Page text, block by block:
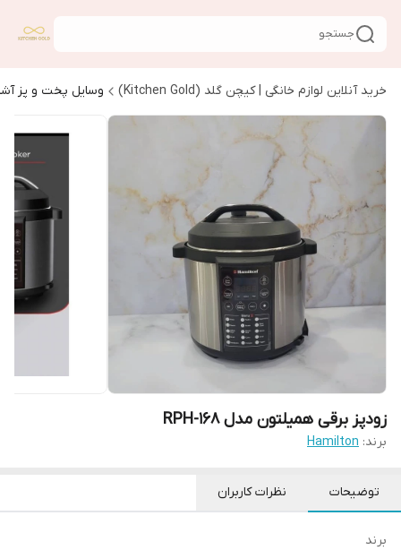
جستجو
خرید آنلاین لوازم خانگی | کیچن گلد (Kitchen Gold) وسایل پخت و پز
زودپز برقی همیلتون مدل RPH-168
برند: Hamilton
توضیحات نظرات کاربران
برند